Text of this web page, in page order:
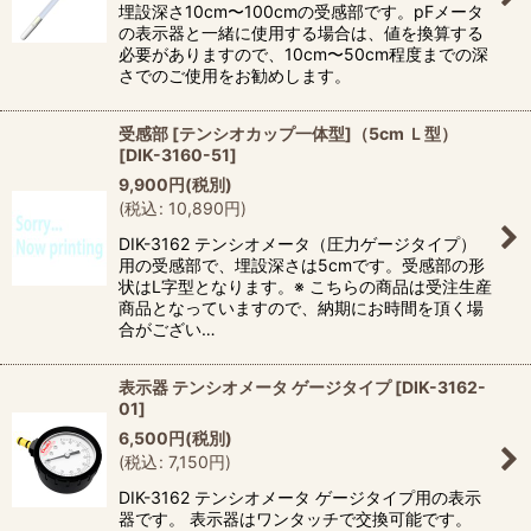
埋設深さ10cm〜100cmの受感部です。pFメータ
の表示器と一緒に使用する場合は、値を換算する
必要がありますので、10cm〜50cm程度までの深
さでのご使用をお勧めします。
受感部 [テンシオカップ一体型]（5cm Ｌ型）
[DIK-3160-51]
9,900円(税別)
(税込: 10,890円)
DIK-3162 テンシオメータ（圧力ゲージタイプ）
用の受感部で、埋設深さは5cmです。受感部の形
状はL字型となります。※ こちらの商品は受注生産
商品となっていますので、納期にお時間を頂く場
合がござい…
表示器 テンシオメータ ゲージタイプ [DIK-3162-
01]
6,500円(税別)
(税込: 7,150円)
DIK-3162 テンシオメータ ゲージタイプ用の表示
器です。 表示器はワンタッチで交換可能です。